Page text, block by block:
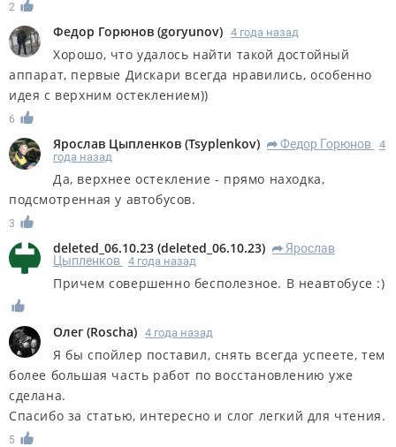
2
Федор Горюнов (goryunov) 4 года назад
Хорошо, что удалось найти такой достойный
аппарат, первые Дискари всегда нравились, особенно
идея с верхним остеклением))
6
Ярослав Цыпленков (Tsyplenkov) R Федор Горюнов
4
года назад
Да, верхнее остекление - прямо находка,
подсмотренная у автобусов.
3
deleted_06.10.23 (deleted_06.10.23) R Ярослав
Цыпленков
4 года назад
Причем совершенно бесполезное. В неавтобусе :)
Олег (Roscha) 4 года назад
Я бы спойлер поставил, снять всегда успеете, тем
более большая часть работ по восстановлению уже
сделана.
Спасибо за статью, интересно и слог легкий для чтения.
5